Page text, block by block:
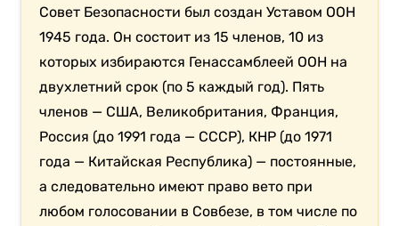
Совет Безопасности был создан Уставом ООН
1945 года. Он состоит из 15 членов, 10 из
которых избираются Генассамблеей ООН на
двухлетний срок (по 5 каждый год). Пять
членов — США, Великобритания, Франция,
Россия (до 1991 года — СССР), КНР (до 1971
года — Китайская Республика) — постоянные,
а следовательно имеют право вето при
любом голосовании в Совбезе, в том числе по